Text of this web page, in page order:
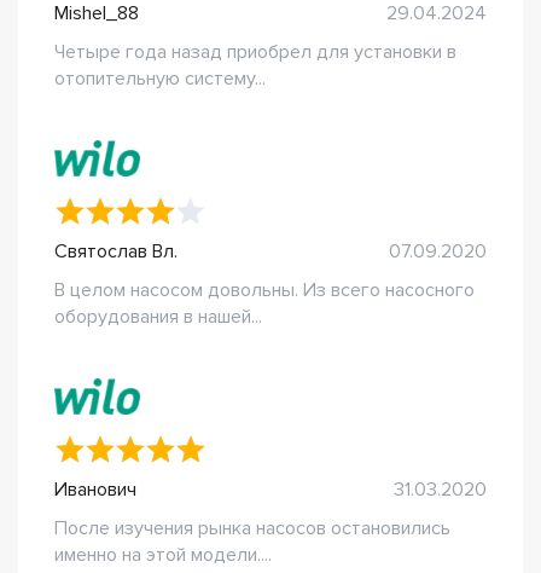
Mishel_88
29.04.2024
Четыре года назад приобрел для установки в
отопительную систему...
Святослав Вл.
07.09.2020
В целом насосом довольны. Из всего насосного
оборудования в нашей...
Иванович
31.03.2020
После изучения рынка насосов остановились
именно на этой модели....